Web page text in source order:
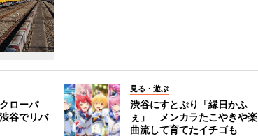
ローバ
谷でリバ
見る・遊ぶ
渋谷にすとぷり「縁日かふ
ぇ」 メンカラたこやきや楽
曲流して育てたイチゴも